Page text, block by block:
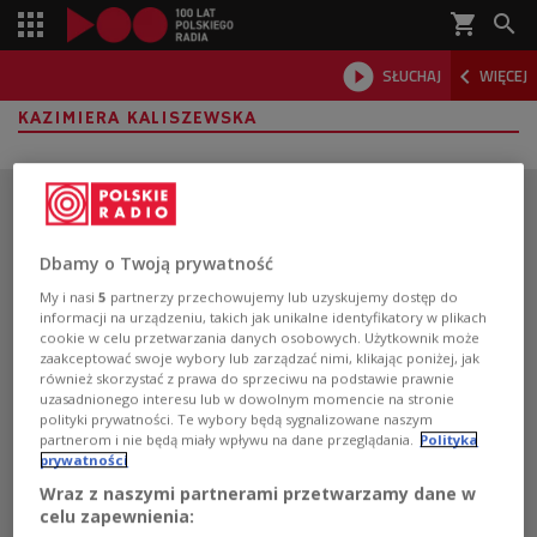
shopping_cart 
 SŁUCHAJ  WIĘCEJ

KAZIMIERA KALISZEWSKA
Pobierz aplikację Polskie Radio
Dbamy o Twoją prywatność
My i nasi5 partnerzy przechowujemy lub uzyskujemy dostęp do
informacji na urządzeniu, takich jak unikalne identyfikatory w plikach
cookie w celu przetwarzania danych osobowych. Użytkownik może
zaakceptować swoje wybory lub zarządzać nimi, klikając poniżej, jak
również skorzystać z prawa do sprzeciwu na podstawie prawnie
uzasadnionego interesu lub w dowolnym momencie na stronie
polityki prywatności. Te wybory będą sygnalizowane naszym
partnerom i nie będą miały wpływu na dane przeglądania. Polityka
prywatności
Wraz z naszymi partnerami przetwarzamy dane w
celu zapewnienia: